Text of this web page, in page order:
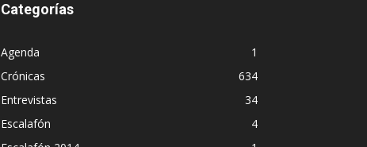
Categorías
Agenda
1
Crónicas
634
Entrevistas
34
Escalafón
4